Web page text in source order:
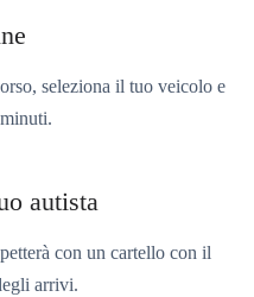
seleziona il tuo veicolo e
autista
con un cartello con il
arrivi.